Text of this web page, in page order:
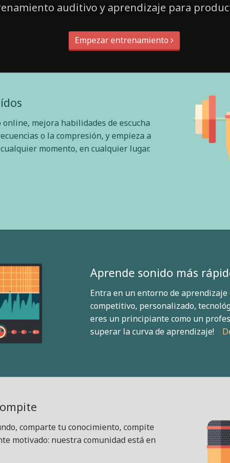
auditivo y aprendizaje para
Empezar entrenamiento
mejora habilidades de escucha
o la compresión, y empieza a
momento, en cualquier lugar.
Aprende sonido más
Entra en un entorno de
competitivo, personalizado,
eres un principiante como un
superar la curva de aprendizaje!
comparte tu conocimiento, compite
motivado: nuestra comunidad está en